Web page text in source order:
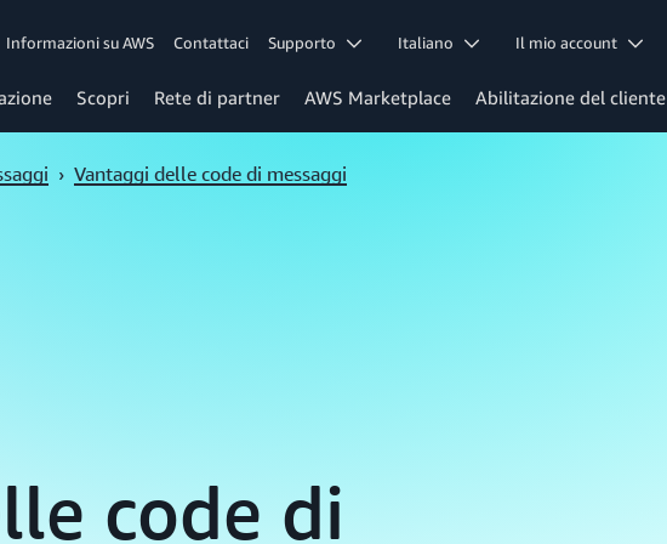
Informazioni su AWS Contattaci Supporto Italiano Il mio account
Scopri Rete di partner AWS Marketplace Abilitazione del cliente
› Vantaggi delle code di messaggi
code di